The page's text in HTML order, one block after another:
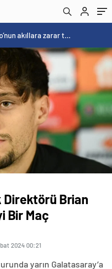
Cristiano Ronaldo’nun akıllara zarar tüm kariyerinin istatistiğini çıkardık !
Direktörü Brian
Bir Maç
2024 00:21
yarın Galatasaray’a